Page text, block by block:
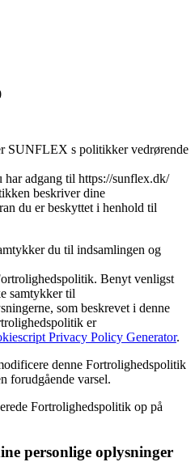
SUNFLEX s politikker vedrørende
adgang til https://sunflex.dk/
beskriver dine
du er beskyttet i henhold til
du til indsamlingen og
Benyt venligst
samtykker til
som beskrevet i denne
er
Privacy Policy Generator.
denne Fortrolighedspolitik
forudgående varsel.
Fortrolighedspolitik op på
personlige oplysninger